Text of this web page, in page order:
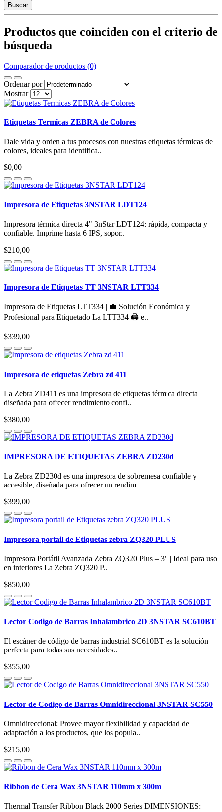
Buscar
Productos que coinciden con el criterio de
búsqueda
Comparador de productos (0)
Ordenar por
Mostrar
Etiquetas Termicas ZEBRA de Colores
Dale vida y orden a tus procesos con nuestras etiquetas térmicas de
colores, ideales para identifica..
$0,00
Impresora de Etiquetas 3NSTAR LDT124
Impresora térmica directa 4" 3nStar LDT124: rápida, compacta y
confiable. Imprime hasta 6 IPS, sopor..
$210,00
Impresora de Etiquetas TT 3NSTAR LTT334
Impresora de Etiquetas LTT334 | 💼 Solución Económica y
Profesional para Etiquetado La LTT334 🖨️ e..
$339,00
Impresora de etiquetas Zebra zd 411
La Zebra ZD411 es una impresora de etiquetas térmica directa
diseñada para ofrecer rendimiento confi..
$380,00
IMPRESORA DE ETIQUETAS ZEBRA ZD230d
La Zebra ZD230d es una impresora de sobremesa confiable y
accesible, diseñada para ofrecer un rendim..
$399,00
Impresora portail de Etiquetas zebra ZQ320 PLUS
Impresora Portátil Avanzada Zebra ZQ320 Plus – 3" | Ideal para uso
en interiores La Zebra ZQ320 P..
$850,00
Lector Codigo de Barras Inhalambrico 2D 3NSTAR SC610BT
El escáner de código de barras industrial SC610BT es la solución
perfecta para todas sus necesidades..
$355,00
Lector de Codigo de Barras Omnidireccional 3NSTAR SC550
Omnidireccional: Provee mayor flexibilidad y capacidad de
adaptación a los productos, que los popula..
$215,00
Ribbon de Cera Wax 3NSTAR 110mm x 300m
Thermal Transfer Ribbon Black 2000 Series DIMENSIONES: